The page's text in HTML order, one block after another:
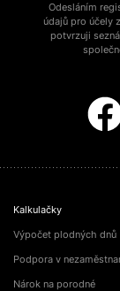
Odesláním
údajů pro účely
potvrzuji
Kalkulačky
Výpočet plodných dnů
Podpora v
Nárok na porodné